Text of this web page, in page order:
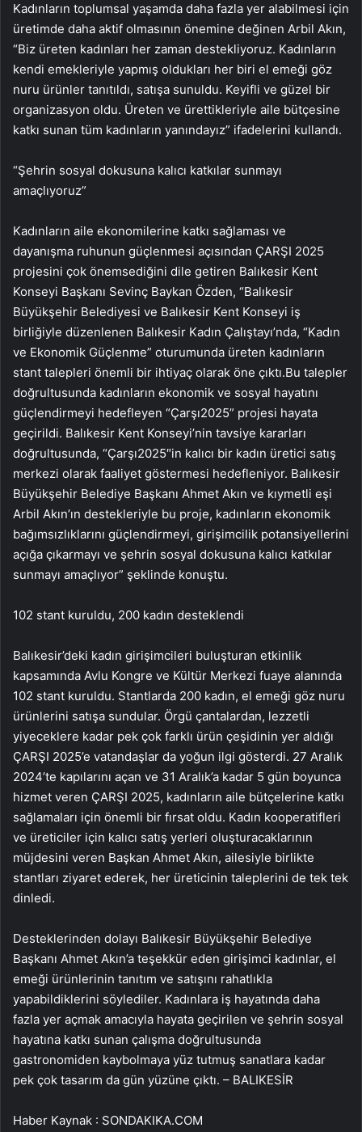
Kadınların toplumsal yaşamda daha fazla yer alabilmesi için
üretimde daha aktif olmasının önemine değinen Arbil Akın,
“Biz üreten kadınları her zaman destekliyoruz. Kadınların
kendi emekleriyle yapmış oldukları her biri el emeği göz
nuru ürünler tanıtıldı, satışa sunuldu. Keyifli ve güzel bir
organizasyon oldu. Üreten ve ürettikleriyle aile bütçesine
katkı sunan tüm kadınların yanındayız” ifadelerini kullandı.
“Şehrin sosyal dokusuna kalıcı katkılar sunmayı
amaçlıyoruz”
Kadınların aile ekonomilerine katkı sağlaması ve
dayanışma ruhunun güçlenmesi açısından ÇARŞI 2025
projesini çok önemsediğini dile getiren Balıkesir Kent
Konseyi Başkanı Sevinç Baykan Özden, “Balıkesir
Büyükşehir Belediyesi ve Balıkesir Kent Konseyi iş
birliğiyle düzenlenen Balıkesir Kadın Çalıştayı’nda, “Kadın
ve Ekonomik Güçlenme” oturumunda üreten kadınların
stant talepleri önemli bir ihtiyaç olarak öne çıktı.Bu talepler
doğrultusunda kadınların ekonomik ve sosyal hayatını
güçlendirmeyi hedefleyen “Çarşı2025” projesi hayata
geçirildi. Balıkesir Kent Konseyi’nin tavsiye kararları
doğrultusunda, “Çarşı2025″in kalıcı bir kadın üretici satış
merkezi olarak faaliyet göstermesi hedefleniyor. Balıkesir
Büyükşehir Belediye Başkanı Ahmet Akın ve kıymetli eşi
Arbil Akın’ın destekleriyle bu proje, kadınların ekonomik
bağımsızlıklarını güçlendirmeyi, girişimcilik potansiyellerini
açığa çıkarmayı ve şehrin sosyal dokusuna kalıcı katkılar
sunmayı amaçlıyor” şeklinde konuştu.
102 stant kuruldu, 200 kadın desteklendi
Balıkesir’deki kadın girişimcileri buluşturan etkinlik
kapsamında Avlu Kongre ve Kültür Merkezi fuaye alanında
102 stant kuruldu. Stantlarda 200 kadın, el emeği göz nuru
ürünlerini satışa sundular. Örgü çantalardan, lezzetli
yiyeceklere kadar pek çok farklı ürün çeşidinin yer aldığı
ÇARŞI 2025’e vatandaşlar da yoğun ilgi gösterdi. 27 Aralık
2024’te kapılarını açan ve 31 Aralık’a kadar 5 gün boyunca
hizmet veren ÇARŞI 2025, kadınların aile bütçelerine katkı
sağlamaları için önemli bir fırsat oldu. Kadın kooperatifleri
ve üreticiler için kalıcı satış yerleri oluşturacaklarının
müjdesini veren Başkan Ahmet Akın, ailesiyle birlikte
stantları ziyaret ederek, her üreticinin taleplerini de tek tek
dinledi.
Desteklerinden dolayı Balıkesir Büyükşehir Belediye
Başkanı Ahmet Akın’a teşekkür eden girişimci kadınlar, el
emeği ürünlerinin tanıtım ve satışını rahatlıkla
yapabildiklerini söylediler. Kadınlara iş hayatında daha
fazla yer açmak amacıyla hayata geçirilen ve şehrin sosyal
hayatına katkı sunan çalışma doğrultusunda
gastronomiden kaybolmaya yüz tutmuş sanatlara kadar
pek çok tasarım da gün yüzüne çıktı. – BALIKESİR
Haber Kaynak : SONDAKIKA.COM